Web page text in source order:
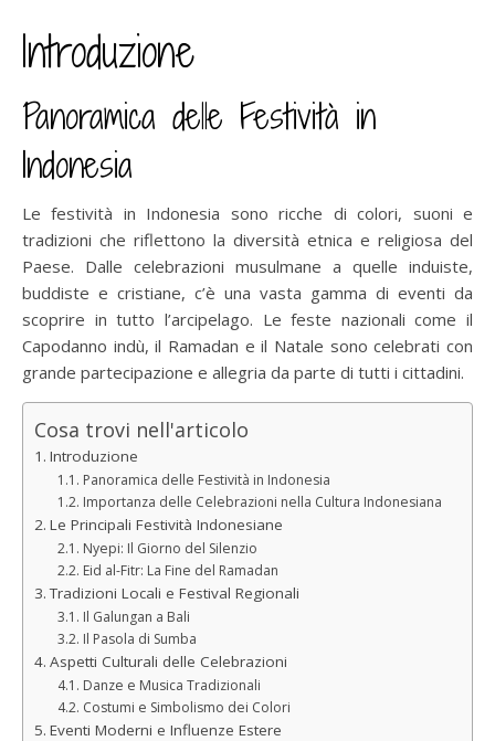
Introduzione
Panoramica delle Festività in
Indonesia
Le festività in Indonesia sono ricche di colori, suoni e
tradizioni che riflettono la diversità etnica e religiosa del
Paese. Dalle celebrazioni musulmane a quelle induiste,
buddiste e cristiane, c’è una vasta gamma di eventi da
scoprire in tutto l’arcipelago. Le feste nazionali come il
Capodanno indù, il Ramadan e il Natale sono celebrati con
grande partecipazione e allegria da parte di tutti i cittadini.
Cosa trovi nell'articolo
Introduzione
Panoramica delle Festività in Indonesia
Importanza delle Celebrazioni nella Cultura Indonesiana
Le Principali Festività Indonesiane
Nyepi: Il Giorno del Silenzio
Eid al-Fitr: La Fine del Ramadan
Tradizioni Locali e Festival Regionali
Il Galungan a Bali
Il Pasola di Sumba
Aspetti Culturali delle Celebrazioni
Danze e Musica Tradizionali
Costumi e Simbolismo dei Colori
Eventi Moderni e Influenze Estere